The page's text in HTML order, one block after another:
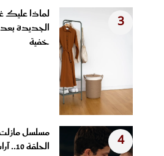
3
لماذا عليك
خفية
4
مسلسل
الحلقة 10.. آراس يخاطر بكل...